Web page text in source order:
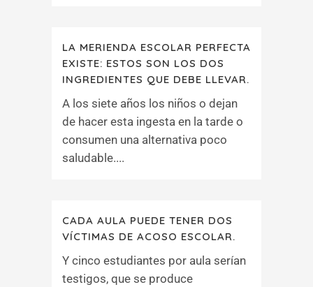
LA MERIENDA ESCOLAR PERFECTA
EXISTE: ESTOS SON LOS DOS
INGREDIENTES QUE DEBE LLEVAR.
A los siete años los niños o dejan
de hacer esta ingesta en la tarde o
consumen una alternativa poco
saludable....
CADA AULA PUEDE TENER DOS
VÍCTIMAS DE ACOSO ESCOLAR.
Y cinco estudiantes por aula serían
testigos, que se produce